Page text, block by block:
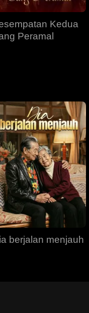
Kedua
Peramal
berjalan menjauh